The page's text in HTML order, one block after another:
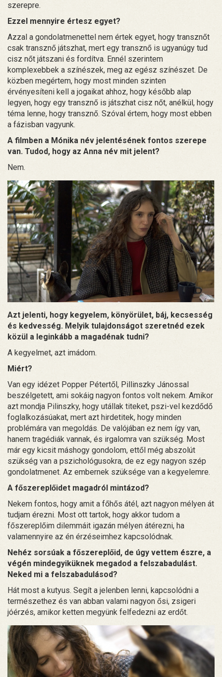
szerepre.
Ezzel mennyire értesz egyet?
Azzal a gondolatmenettel nem értek egyet, hogy transznőt
csak transznő játszhat, mert egy transznő is ugyanúgy tud
cisz nőt játszani és fordítva. Ennél szerintem
komplexebbek a színészek, meg az egész színészet. De
közben megértem, hogy most minden szinten
érvényesíteni kell a jogaikat ahhoz, hogy később alap
legyen, hogy egy transznő is játszhat cisz nőt, anélkül, hogy
téma lenne, hogy transznő. Szóval értem, hogy most ebben
a fázisban vagyunk.
A filmben a Mónika név jelentésének fontos szerepe
van. Tudod, hogy az Anna név mit jelent?
Nem.
Azt jelenti, hogy kegyelem, könyörület, báj, kecsesség
és kedvesség. Melyik tulajdonságot szeretnéd ezek
közül a leginkább a magadénak tudni?
A kegyelmet, azt imádom.
Miért?
Van egy idézet Popper Pétertől, Pillinszky Jánossal
beszélgetett, ami sokáig nagyon fontos volt nekem. Amikor
azt mondja Pilinszky, hogy utállak titeket, pszi-vel kezdődő
foglalkozásúakat, mert azt hirdetitek, hogy minden
problémára van megoldás. De valójában ez nem így van,
hanem tragédiák vannak, és irgalomra van szükség. Most
már egy kicsit máshogy gondolom, ettől még abszolút
szükség van a pszichológusokra, de ez egy nagyon szép
gondolatmenet. Az embernek szüksége van a kegyelemre.
A főszereplőidet magadról mintázod?
Nekem fontos, hogy amit a főhős átél, azt nagyon mélyen át
tudjam érezni. Most ott tartok, hogy akkor tudom a
főszereplőim dilemmáit igazán mélyen átérezni, ha
valamennyire az én érzéseimhez kapcsolódnak.
Nehéz sorsúak a főszereplőid, de úgy vettem észre, a
végén mindegyiküknek megadod a felszabadulást.
Neked mi a felszabadulásod?
Hát most a kutyus. Segít a jelenben lenni, kapcsolódni a
természethez és van abban valami nagyon ősi, zsigeri
jóérzés, amikor ketten megyünk felfedezni az erdőt.